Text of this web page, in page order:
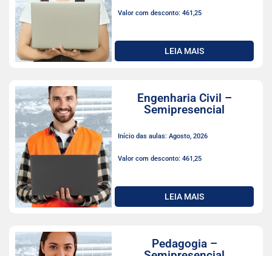
Valor com desconto: 461,25
LEIA MAIS
Engenharia Civil –
Semipresencial
Início das aulas: Agosto, 2026
Valor com desconto: 461,25
LEIA MAIS
Pedagogia –